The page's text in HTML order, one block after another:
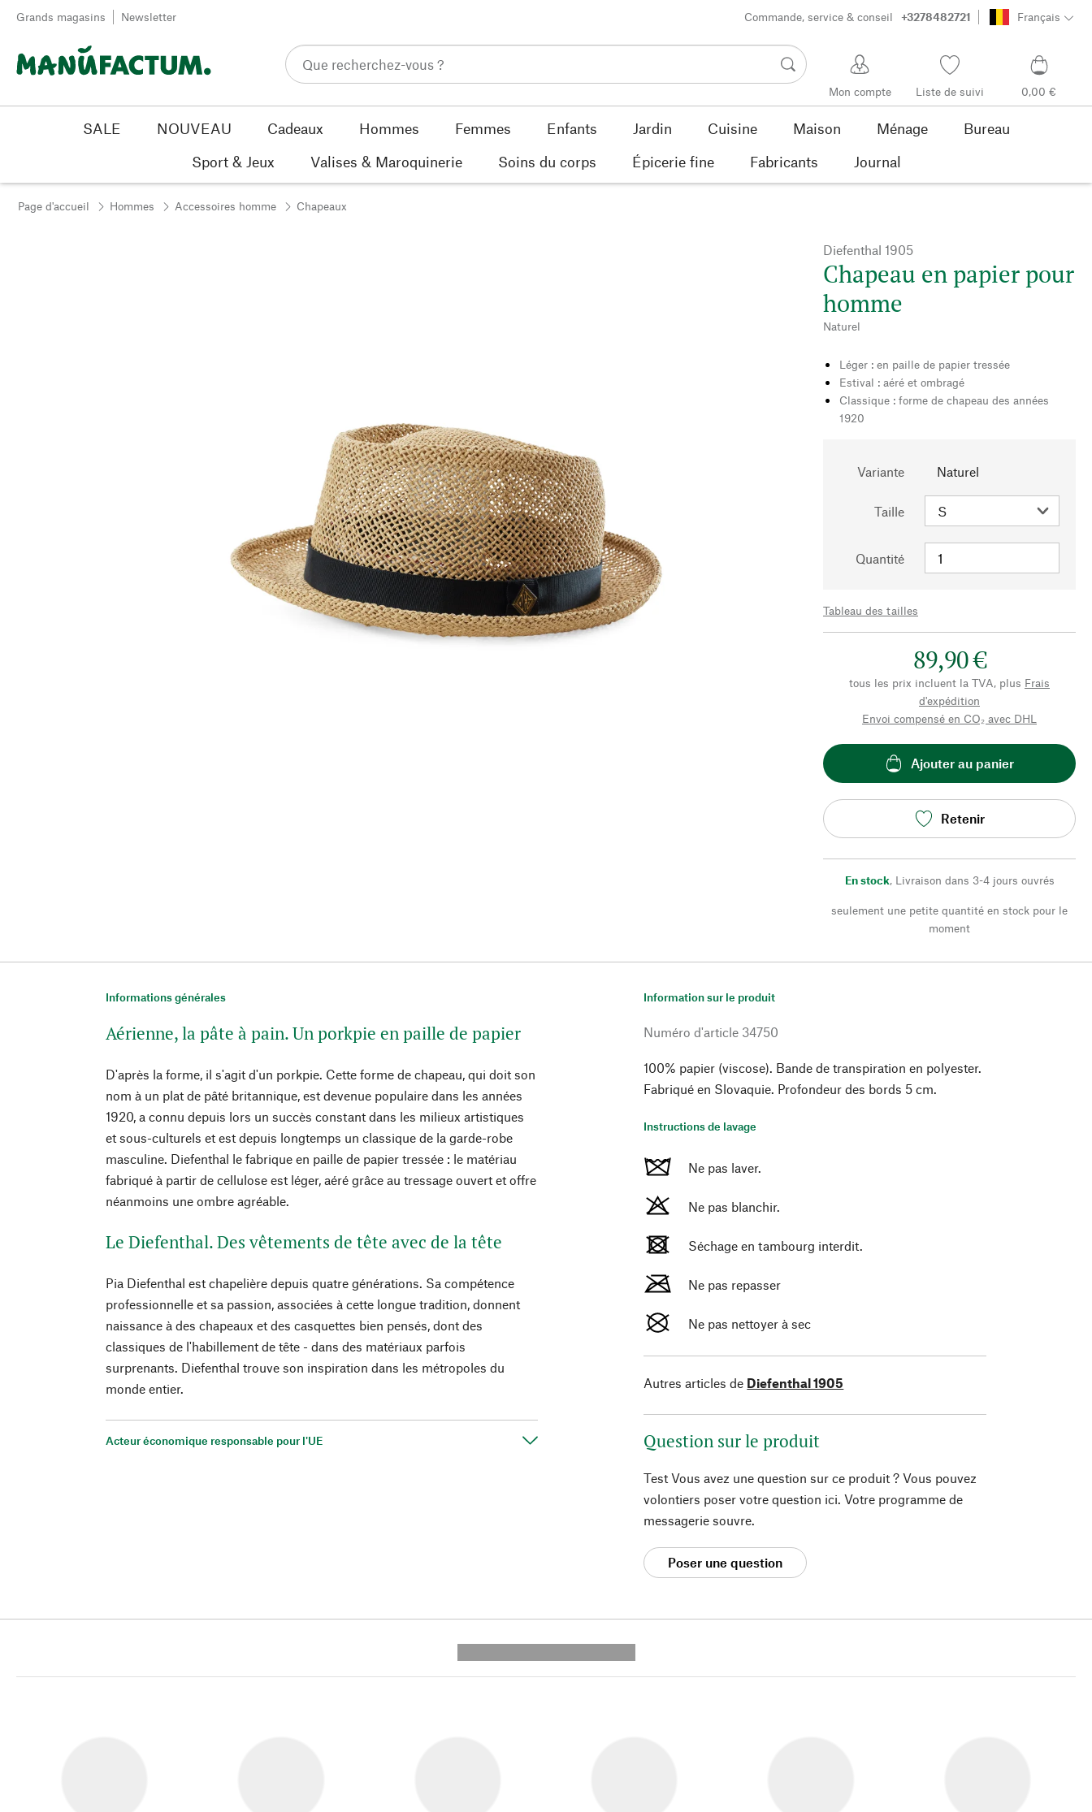
Passer au contenu
Grands magasins Newsletter Commande, service & conseil +3278482721 Français
Mon compte Liste de suivi 0,00 €
SALE NOUVEAU Cadeaux Hommes Femmes Enfants Jardin Cuisine Maison Ménage
Bureau
Sport & Jeux
Valises & Maroquinerie Soins du corps Épicerie fine Fabricants Journal
Page d'accueil Hommes Accessoires homme Chapeaux
Diefenthal 1905
Chapeau en papier pour
homme
Naturel
Léger : en paille de papier tressée
Estival : aéré et ombragé
Classique : forme de chapeau des années
1920
Variante Naturel
Taille
Quantité
Tableau des tailles
89,90 €
tous les prix incluent la TVA, plus Frais
d'expédition
Envoi compensé en CO₂ avec DHL
Ajouter au panier
Retenir
En stock, Livraison dans 3-4 jours ouvrés
seulement une petite quantité en stock pour le
moment
Informations générales
Aérienne, la pâte à pain. Un porkpie en paille de papier
D'après la forme, il s'agit d'un porkpie. Cette forme de chapeau, qui doit son
nom à un plat de pâté britannique, est devenue populaire dans les années
1920, a connu depuis lors un succès constant dans les milieux artistiques
et sous-culturels et est depuis longtemps un classique de la garde-robe
masculine. Diefenthal le fabrique en paille de papier tressée : le matériau
fabriqué à partir de cellulose est léger, aéré grâce au tressage ouvert et offre
néanmoins une ombre agréable.
Le Diefenthal. Des vêtements de tête avec de la tête
Pia Diefenthal est chapelière depuis quatre générations. Sa compétence
professionnelle et sa passion, associées à cette longue tradition, donnent
naissance à des chapeaux et des casquettes bien pensés, dont des
classiques de l'habillement de tête - dans des matériaux parfois
surprenants. Diefenthal trouve son inspiration dans les métropoles du
monde entier.
Acteur économique responsable pour l'UE
Information sur le produit
Numéro d'article 34750
100% papier (viscose). Bande de transpiration en polyester.
Fabriqué en Slovaquie. Profondeur des bords 5 cm.
Instructions de lavage
Ne pas laver.
Ne pas blanchir.
Séchage en tambourg interdit.
Ne pas repasser
Ne pas nettoyer à sec
Autres articles de Diefenthal 1905
Question sur le produit
Test Vous avez une question sur ce produit ? Vous pouvez
volontiers poser votre question ici. Votre programme de
messagerie souvre.
Poser une question